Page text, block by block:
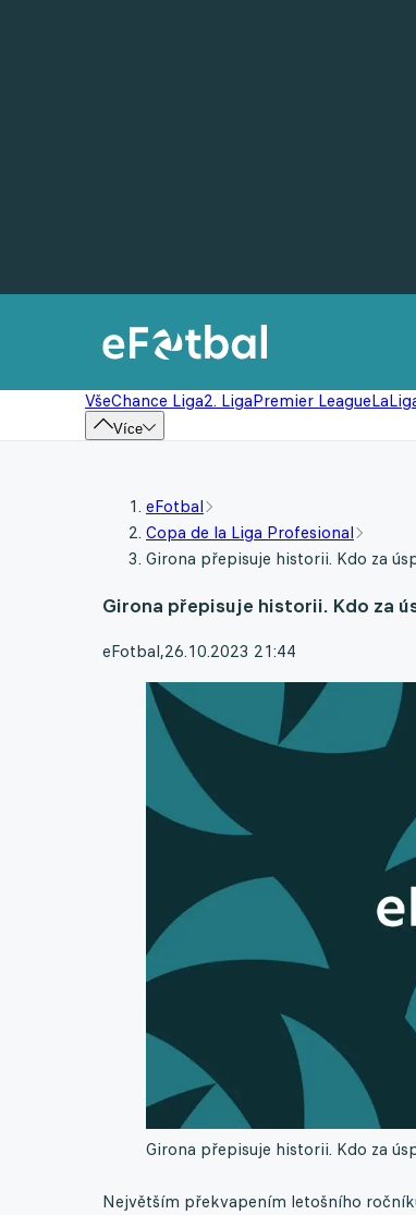
VšeChance Liga2. LigaPremier League
Více
eFotbal
Copa de la Liga Profesional
Girona přepisuje historii. Kdo za
Girona přepisuje historii. Kdo za
eFotbal,26.10.2023 21:44
Girona přepisuje historii. Kdo za
Největším překvapením letošního